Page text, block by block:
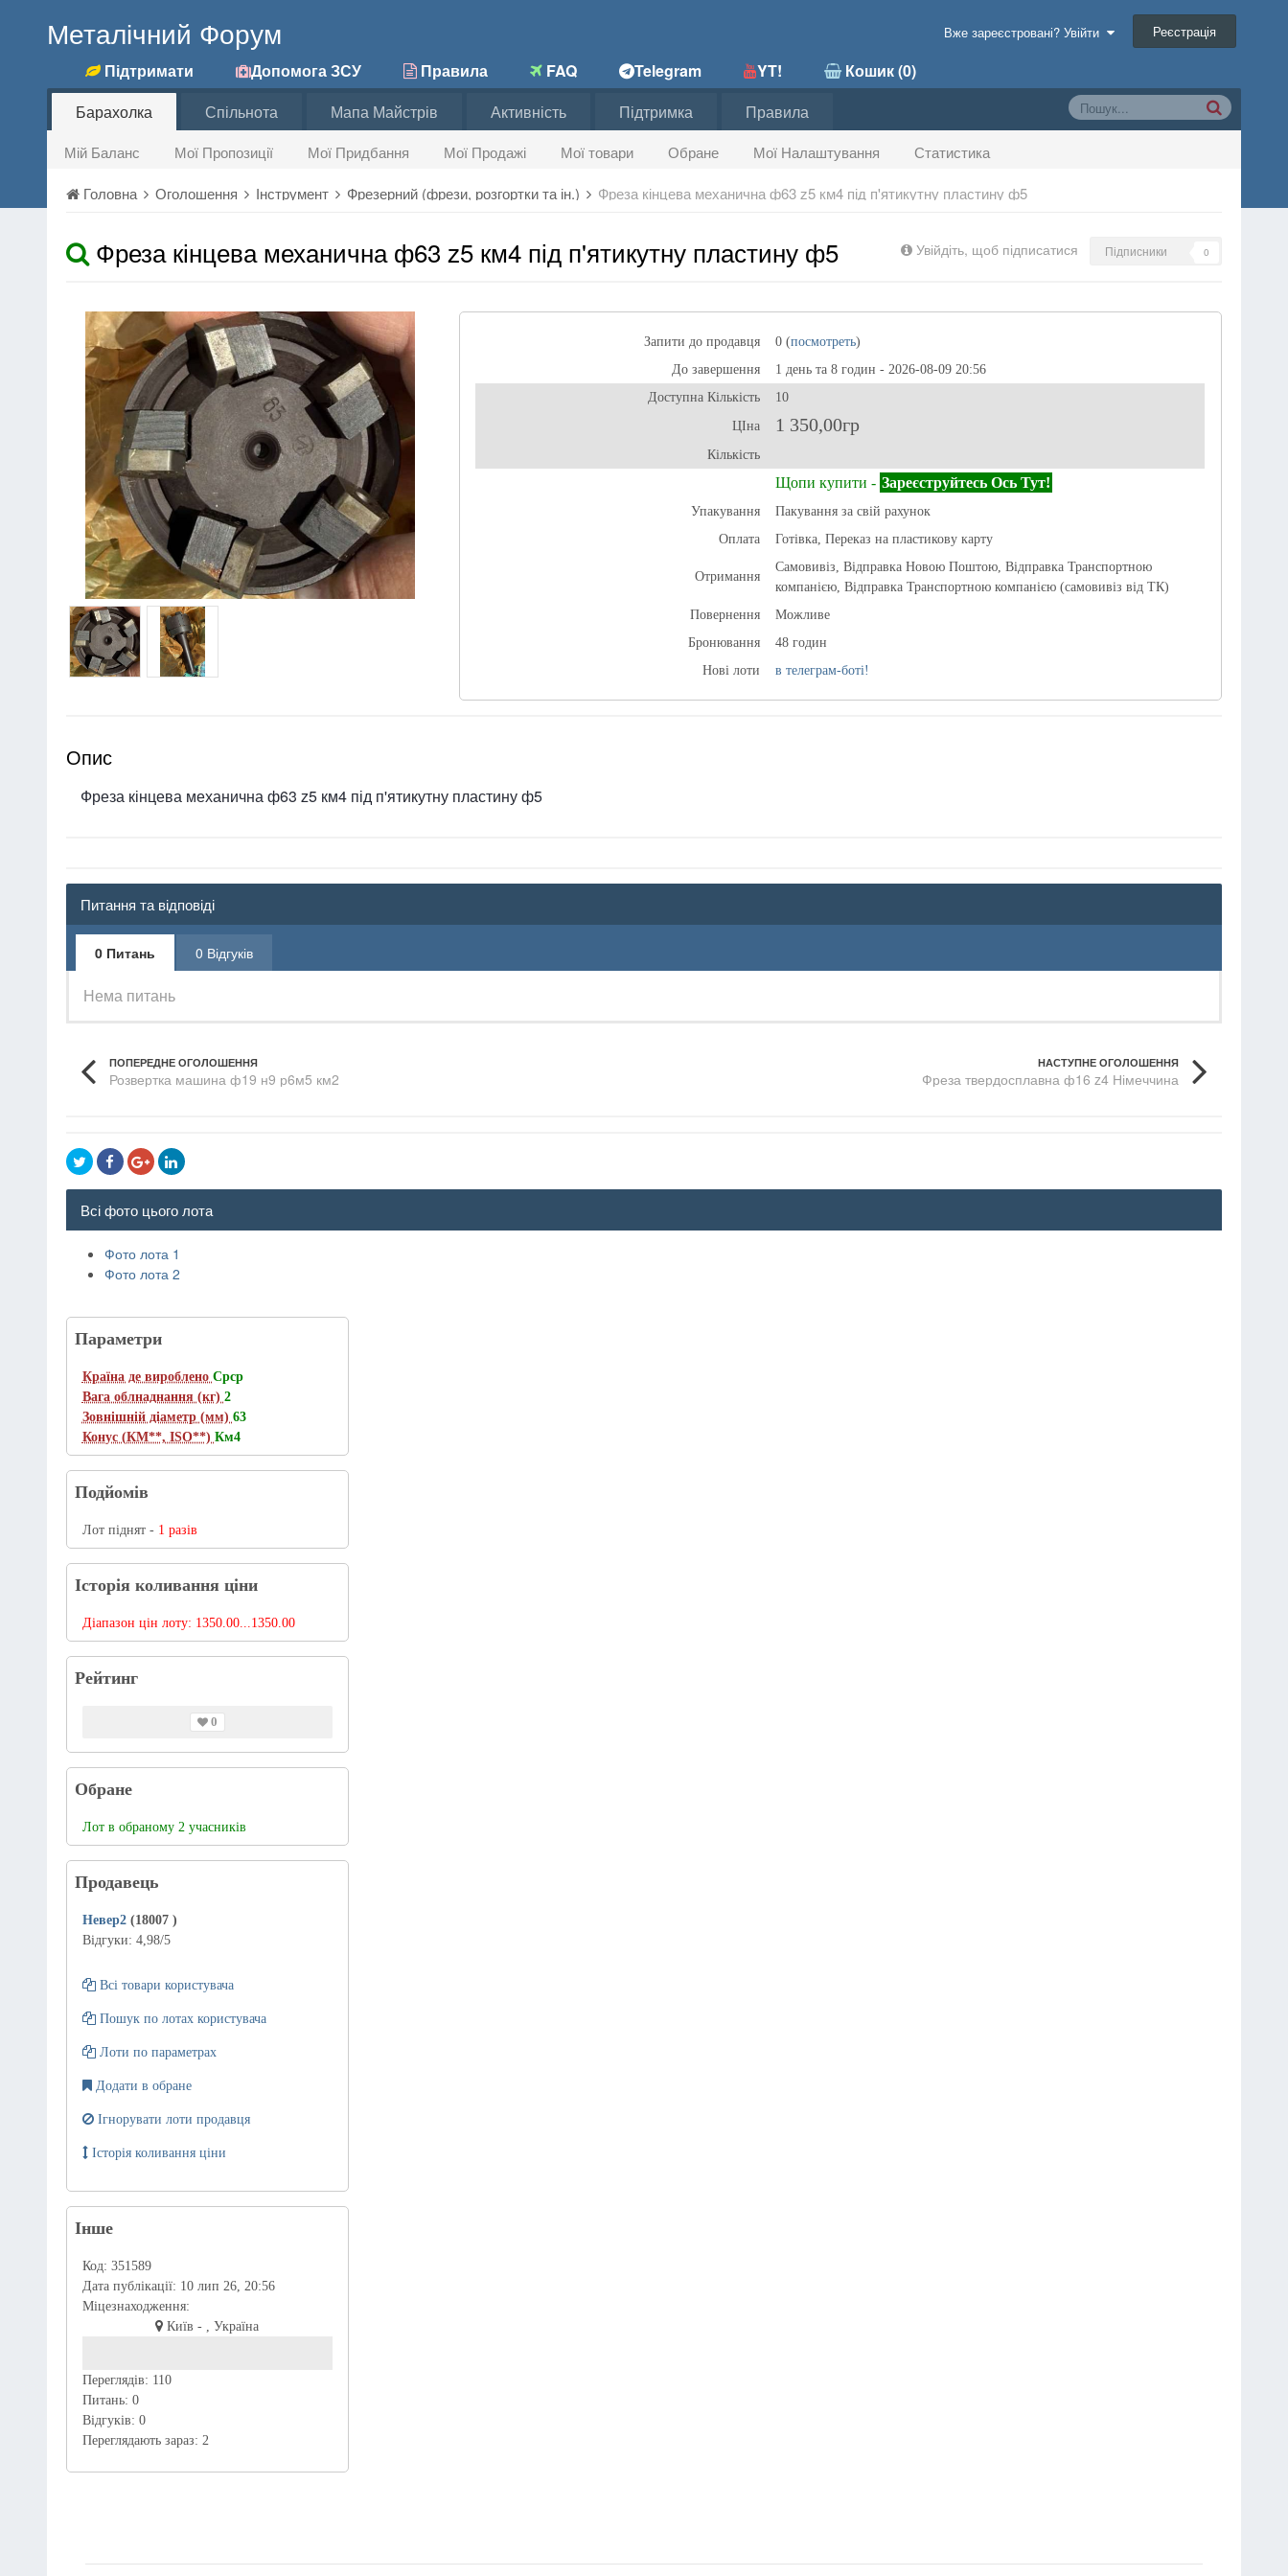
Металічний Форум
Підтримати Допомога ЗСУ Правила FAQ Telegram YT! Кошик (0)
Вже зареєстровані? Увійти Реєстрація
Барахолка
Мій Баланс Мої Пропозиції Мої Придбання Мої Продажі Мої товари Обране Мої Налаштування Статистика
Спільнота Мапа Майстрів Активність Підтримка Правила
Головна Оголошення Інструмент Фрезерний (фрези, розгортки та ін.) Фреза кінцева механична ф63 z5 км4 під п'ятикутну пластину ф5
Увійдіть, щоб підписатися Підписники 0
Фреза кінцева механична ф63 z5 км4 під п'ятикутну пластину ф5
Запити до продавця 0 (посмотреть)
До завершення
1 день та 8 годин - 2026-08-09 20:56
Доступна Кількість
10
ЦІна
1 350,00гр
Кількість
Щопи купити - Зареєструйтесь Ось Тут!
Упакування
Пакування за свій рахунок
Оплата
Готівка, Переказ на пластикову карту
Отримання
Самовивіз, Відправка Новою Поштою, Відправка Транспортною
компанією, Відправка Транспортною компанією (самовивіз від ТК)
Повернення
Можливе
Бронювання
48 годин
Нові лоти
в телеграм-боті!
Опис
Фреза кінцева механична ф63 z5 км4 під п'ятикутну пластину ф5
Питання та відповіді
0 Питань 0 Відгуків
Нема питань
ПОПЕРЕДНЕ ОГОЛОШЕННЯ
Розвертка машина ф19 н9 р6м5 км2
НАСТУПНЕ ОГОЛОШЕННЯ
Фреза твердосплавна ф16 z4 Німеччина
Всі фото цього лота
Фото лота 1
Фото лота 2
Параметри
Країна де вироблено Срср
Вага облнаднання (кг) 2
Зовнішній діаметр (мм) 63
Конус (КМ**, ISO**) Км4
Подйомів
Лот піднят - 1 разів
Історія коливання ціни
Діапазон цін лоту: 1350.00...1350.00
Рейтинг
0
Обране
Лот в обраному 2 учасників
Продавець
Невер2 (18007 )
Відгуки: 4,98/5
Всі товари користувача
Пошук по лотах користувача
Лоти по параметрах
Додати в обране
Ігнорувати лоти продавця
Історія коливання ціни
Інше
Код: 351589
Дата публікації: 10 лип 26, 20:56
Міцезнаходження:
Київ - , Україна
Переглядів: 110
Питань: 0
Відгуків: 0
Переглядають зараз: 2